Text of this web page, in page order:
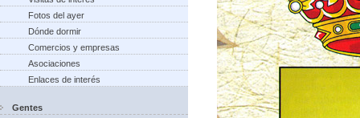
Fotos del ayer
Dónde dormir
Comercios y empresas
Asociaciones
Enlaces de interés
Gentes